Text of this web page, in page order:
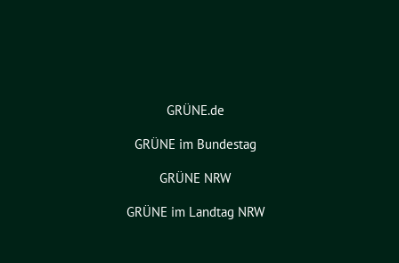
GRÜNE.de
GRÜNE im Bundestag
GRÜNE NRW
GRÜNE im Landtag NRW